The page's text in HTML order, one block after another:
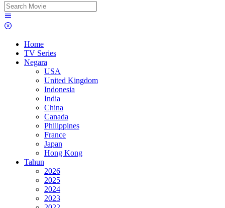
Home
TV Series
Negara
USA
United Kingdom
Indonesia
India
China
Canada
Philippines
France
Japan
Hong Kong
Tahun
2026
2025
2024
2023